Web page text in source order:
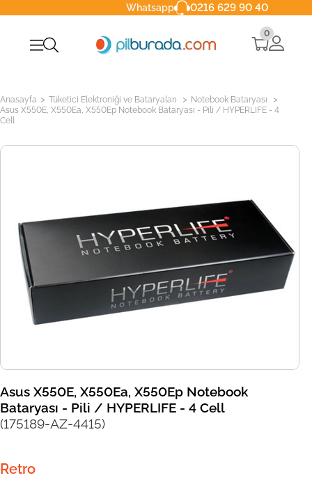
Whatsapp 0216 629 90 40
0
Anasayfa > Tüketici Elektroniği ve Bataryaları > Notebook Bataryası >
Asus X550E, X550Ea, X550Ep Notebook Bataryası - Pili / HYPERLIFE - 4
Cell
Asus X550E, X550Ea, X550Ep Notebook
Bataryası - Pili / HYPERLIFE - 4 Cell
(175189-AZ-4415)
Retro